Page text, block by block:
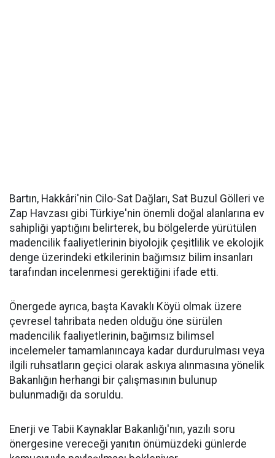
Bartın, Hakkâri'nin Cilo-Sat Dağları, Sat Buzul Gölleri ve
Zap Havzası gibi Türkiye'nin önemli doğal alanlarına ev
sahipliği yaptığını belirterek, bu bölgelerde yürütülen
madencilik faaliyetlerinin biyolojik çeşitlilik ve ekolojik
denge üzerindeki etkilerinin bağımsız bilim insanları
tarafından incelenmesi gerektiğini ifade etti.
Önergede ayrıca, başta Kavaklı Köyü olmak üzere
çevresel tahribata neden olduğu öne sürülen
madencilik faaliyetlerinin, bağımsız bilimsel
incelemeler tamamlanıncaya kadar durdurulması veya
ilgili ruhsatların geçici olarak askıya alınmasına yönelik
Bakanlığın herhangi bir çalışmasının bulunup
bulunmadığı da soruldu.
Enerji ve Tabii Kaynaklar Bakanlığı'nın, yazılı soru
önergesine vereceği yanıtın önümüzdeki günlerde